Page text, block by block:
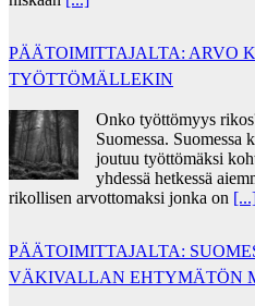
PÄÄTOIMITTAJALTA: ARVO
TYÖTTÖMÄLLEKIN
Onko työttömyys
Suomessa. Suomessa
joutuu työttömäksi
yhdessä hetkessä
rikollisen arvottomaksi jonka on
PÄÄTOIMITTAJALTA:
VÄKIVALLAN EHTYMÄTÖN